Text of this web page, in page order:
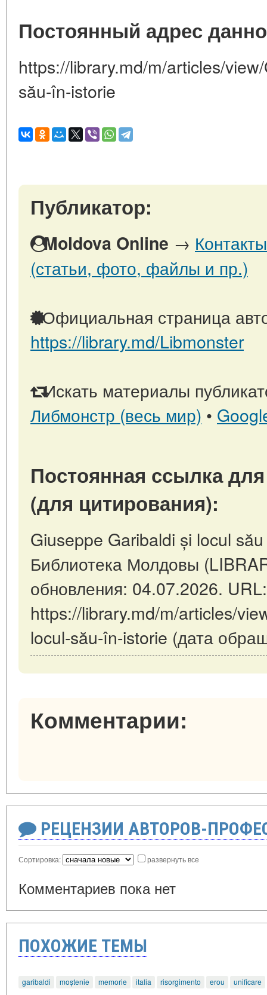
Постоянный адрес
https://library.md/m/articles/
său-în-istorie
Публикатор:
Moldova Online →
(статьи, фото, файлы и пр.)
Официальная страница
https://library.md/Libmonster
Искать материалы
Либмонстр (весь мир) •
Постоянная ссылка
(для цитирования):
Giuseppe Garibaldi și locul
Библиотека Молдовы
обновления: 04.07.2026. URL:
https://library.md/m/articles/
locul-său-în-istorie (дата
Комментарии:
РЕЦЕНЗИИ АВТОРОВ-
Сортировка: развернуть все
Комментариев пока нет
ПОХОЖИЕ ТЕМЫ
garibaldi moștenie memorie italia risorgimento erou unificare